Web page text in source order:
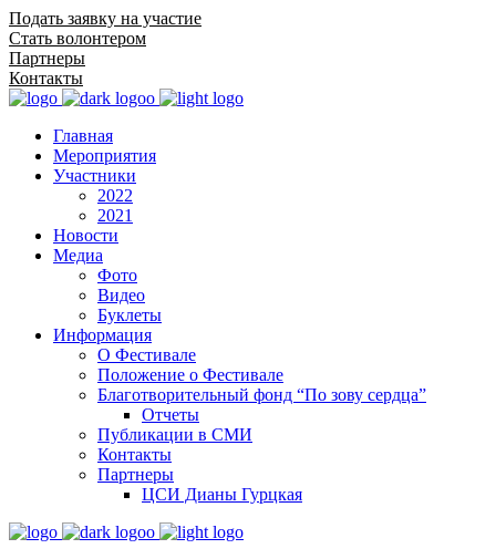
Подать заявку на участие
Стать волонтером
Партнеры
Контакты
Главная
Мероприятия
Участники
2022
2021
Новости
Медиа
Фото
Видео
Буклеты
Информация
О Фестивале
Положение о Фестивале
Благотворительный фонд “По зову сердца”
Отчеты
Публикации в СМИ
Контакты
Партнеры
ЦСИ Дианы Гурцкая